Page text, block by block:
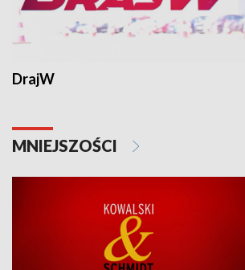
DrajW
MNIEJSZOŚCI